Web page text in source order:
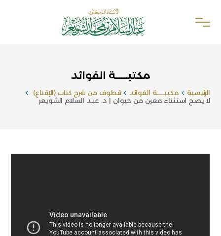
مكتبـــــة الفوائد
الرئيسية مكتبـــــة الفوائد
قطوف من شرح كتاب (الإقناع)
لا يصح استثناء معين من حيوان | د. عبد السلام الشويعر